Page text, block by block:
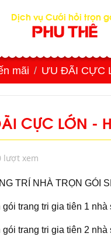
Dịch vụ Cưới hỏi trọn
PHU THÊ
mãi ƯU ĐÃI CỰC
CỰC LỚN
lượt xem
TRÍ NHÀ TRỌN GÓI
trang tri gia tiên 1 nhà
trang tri gia tiên 2